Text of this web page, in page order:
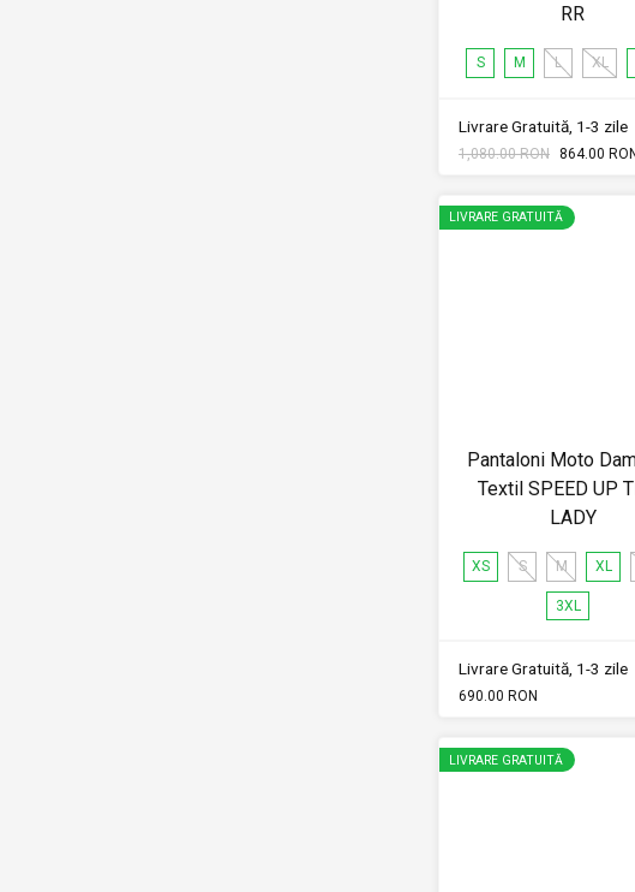
RR
S M L XL
Livrare Gratuită, 1-3 zile
1,080.00 RON 864.00
LIVRARE GRATUITĂ
Pantaloni Moto
Textil SPEED UP
LADY
XS S M XL
3XL
Livrare Gratuită, 1-3 zile
690.00 RON
LIVRARE GRATUITĂ